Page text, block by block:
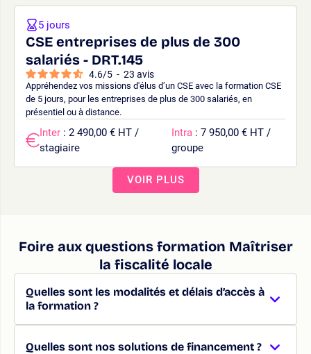
CSE entreprises de plus de 300
salariés - DRT.145
4.6/5 - 23 avis
Appréhendez vos missions d'élus d’un CSE avec la formation CSE
de 5 jours, pour les entreprises de plus de 300 salariés, en
présentiel ou à distance.
5 jours
Inter : 2 490,00 € HT /
stagiaire
Intra : 7 950,00 € HT /
groupe
VOIR PLUS
Foire aux questions formation Maîtriser
la fiscalité locale
Quelles sont les modalités et délais d’accès à
la formation ?
Quelles sont nos solutions de financement ?